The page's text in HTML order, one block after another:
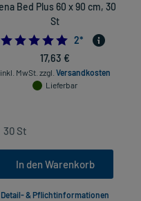
Bed Plus 60 x 90 cm, 30
St
5.0
2*
17,63 €
inkl. MwSt. zzgl. Versandkosten
Lieferbar
In den Warenkorb
Detail- & Pflichtinformationen